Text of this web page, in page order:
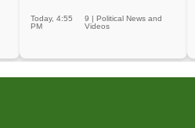
9 |Political News and
Videos
Today, 4:55
PM